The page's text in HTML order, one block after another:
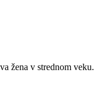
žena v strednom veku.